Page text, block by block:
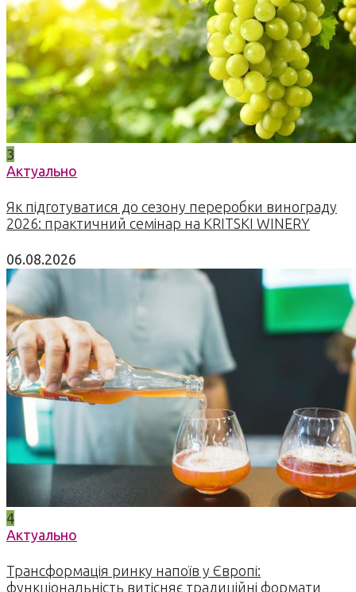
3
Актуально
Як підготуватися до сезону переробки винограду
2026: практичний семінар на KRITSKI WINERY
06.08.2026
4
Актуально
Трансформація ринку напоїв у Європі:
функціональність витісняє традиційні формати